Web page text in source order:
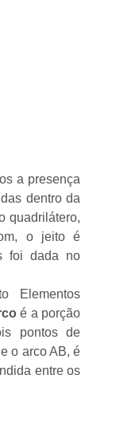
a presença
dentro da
quadrilátero,
o jeito é
foi dada no
Elementos
é a porção
pontos de
o arco AB, é
entre os